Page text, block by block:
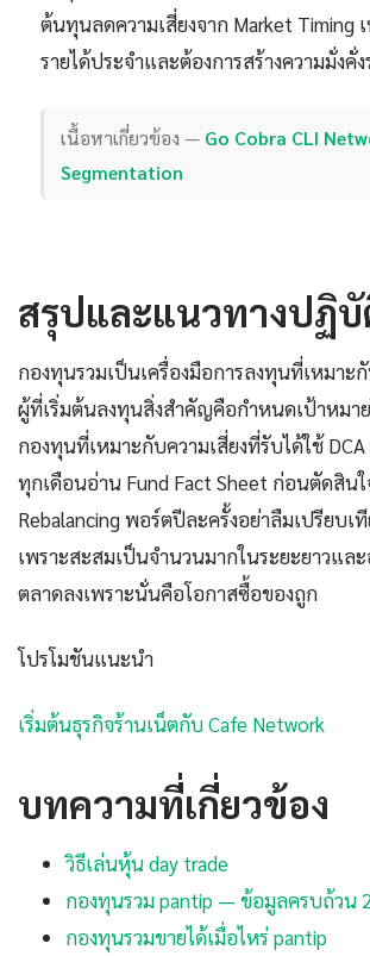
ต้นทุนลดความเสี่ยงจาก Market Timing
รายได้ประจำและต้องการสร้างความมั่งคั่ง
เนื้อหาเกี่ยวข้อง — Go Cobra CLI
Segmentation
สรุปและแนวทางปฏิ
กองทุนรวมเป็นเครื่องมือการลงทุนที่เหมาะ
ผู้ที่เริ่มต้นลงทุนสิ่งสำคัญคือกำหนดเป้าหมา
กองทุนที่เหมาะกับความเสี่ยงที่รับได้ใช้
ทุกเดือนอ่าน Fund Fact Sheet ก่อนตัดสิน
Rebalancing พอร์ตปีละครั้งอย่าลืมเปรียบเ
เพราะสะสมเป็นจำนวนมากในระยะยาวและ
ตลาดลงเพราะนั่นคือโอกาสซื้อของถูก
โปรโมชันแนะนำ
เริ่มต้นธุรกิจร้านเน็ตกับ Cafe Network
บทความที่เกี่ยวข้อง
วิธีเล่นหุ้น day trade
กองทุนรวม pantip — ข้อมูลครบถ้วน
กองทุนรวมขายได้เมื่อไหร่ pantip